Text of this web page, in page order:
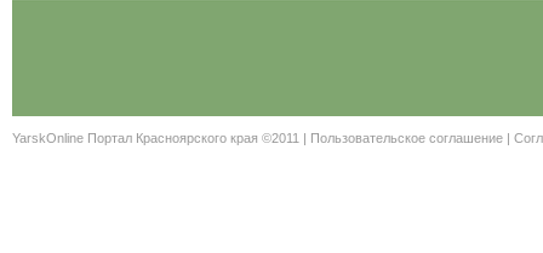
YarskOnline Портал Красноярского края ©2011 | Пользовательское соглашение |